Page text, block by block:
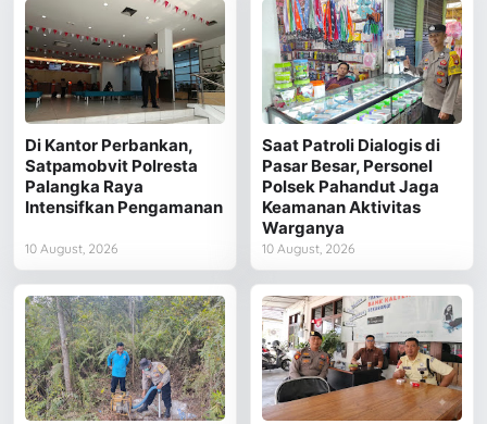
Di Kantor Perbankan,
Satpamobvit Polresta
Palangka Raya
Intensifkan Pengamanan
10 August, 2026
Saat Patroli Dialogis di
Pasar Besar, Personel
Polsek Pahandut Jaga
Keamanan Aktivitas
Warganya
10 August, 2026